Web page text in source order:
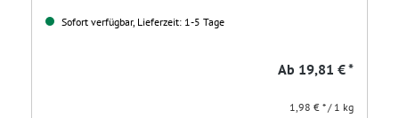
Sofort verfügbar, Lieferzeit: 1-5 Tage
Ab 19,81 € *
1,98 € * / 1 kg